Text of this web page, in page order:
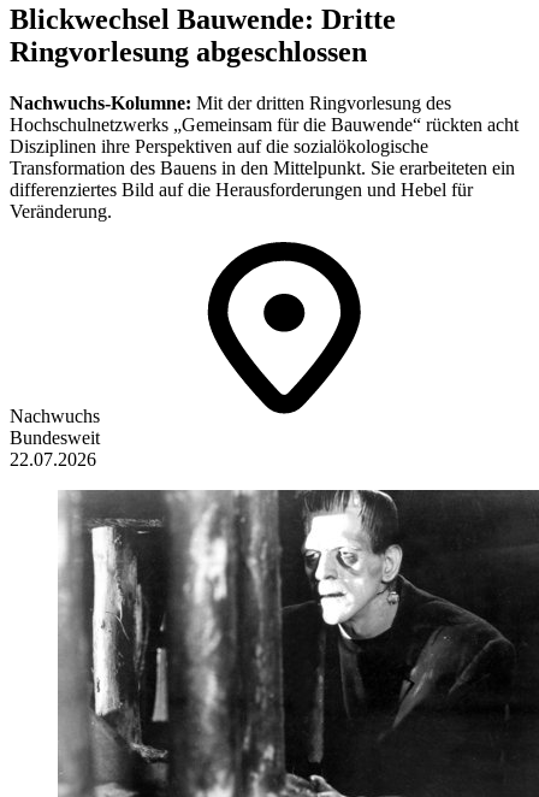
Blickwechsel Bauwende: Dritte
Ringvorlesung abgeschlossen
Nachwuchs-Kolumne: Mit der dritten Ringvorlesung des
Hochschulnetzwerks „Gemeinsam für die Bauwende“ rückten acht
Disziplinen ihre Perspektiven auf die sozialökologische
Transformation des Bauens in den Mittelpunkt. Sie erarbeiteten ein
differenziertes Bild auf die Herausforderungen und Hebel für
Veränderung.
Nachwuchs
Bundesweit
22.07.2026